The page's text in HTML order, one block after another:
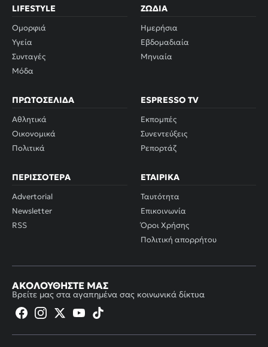
LIFESTYLE
Ομορφιά
Υγεία
Συνταγές
Μόδα
ΖΏΔΙΑ
Ημερήσια
Εβδομαδιαία
Μηνιαία
ΠΡΩΤΟΣΈΛΙΔΑ
Αθλητικά
Οικονομικά
Πολιτικά
ESPRESSO TV
Εκπομπές
Συνεντεύξεις
Ρεπορτάζ
ΠΕΡΙΣΣΌΤΕΡΑ
Advertorial
Newsletter
RSS
ΕΤΑΙΡΙΚΆ
Ταυτότητα
Επικοινωνία
Όροι Χρήσης
Πολιτική απορρήτου
ΑΚΟΛΟΥΘΉΣΤΕ ΜΑΣ
Βρείτε μας στα αγαπημένα σας κοινωνικά δίκτυα